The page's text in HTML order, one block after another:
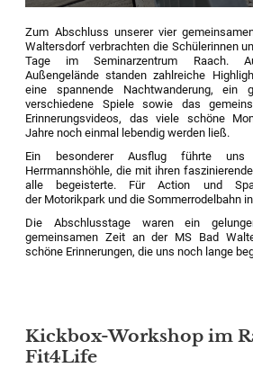
Zum Abschluss unserer vier
Waltersdorf verbrachten die Schülerinnen
Tage im Seminarzentrum Raach.
Außengelände standen zahlreiche
eine spannende Nachtwanderung, ein
verschiedene Spiele sowie das
Erinnerungsvideos, das viele schöne
Jahre noch einmal lebendig werden ließ.
Ein besonderer Ausflug führte uns
Herrmannshöhle, die mit ihren
alle begeisterte. Für Action und
der Motorikpark und die Sommerrodelbahn
Die Abschlusstage waren ein
gemeinsamen Zeit an der MS Bad
schöne Erinnerungen, die uns noch lange
Kickbox-Workshop im
Fit4Life